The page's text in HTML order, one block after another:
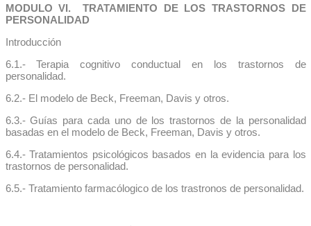
MODULO VI. TRATAMIENTO DE LOS TRASTORNOS DE
PERSONALIDAD
Introducción
6.1.- Terapia cognitivo conductual en los trastornos de
personalidad.
6.2.- El modelo de Beck, Freeman, Davis y otros.
6.3.- Guías para cada uno de los trastornos de la personalidad
basadas en el modelo de Beck, Freeman, Davis y otros.
6.4.- Tratamientos psicológicos basados en la evidencia para los
trastornos de personalidad.
6.5.- Tratamiento farmacólogico de los trastronos de personalidad.